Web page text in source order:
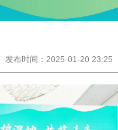
发布时间：2025-01-20 23:25